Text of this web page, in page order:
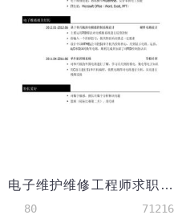
电子维护维修工程师求职简历模板
80 71216